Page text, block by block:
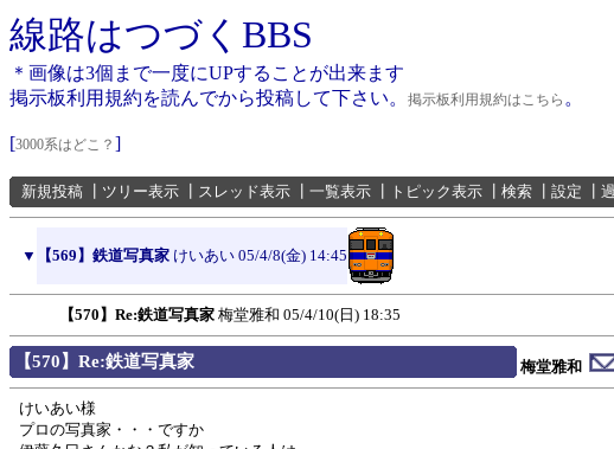
線路はつづくBBS
＊画像は3個まで一度にUPすることが出来ます
掲示板利用規約を読んでから投稿して下さい。
掲示板利用規約はこちら 。
[3000系はどこ？ ]
新規投稿 ツリー表示 スレッド表示 一覧表示 トピック表示 検索 設定
▼ 【569】鉄道写真家 けいあい 05/4/8(金) 14:45
【570】Re:鉄道写真家 梅堂雅和 05/4/10(日) 18:35
【570】Re:鉄道写真家 梅堂雅和
けいあい様
プロの写真家・・・ですか